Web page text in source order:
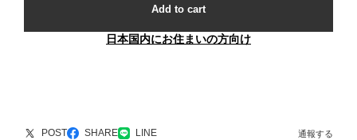
Add to cart
日本国内にお住まいの方向け
POST SHARE LINE 通報する